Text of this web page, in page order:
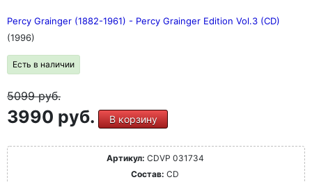
Percy Grainger (1882-1961) - Percy Grainger Edition Vol.3 (CD)
(1996)
Есть в наличии
5099руб.
3990 руб. В корзину
Артикул: CDVP 031734
Состав: CD